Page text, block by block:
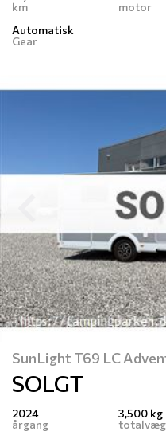
km
Automatisk
Gear
motor
SunLight T69 LC
SOLGT
2024
årgang
3,500 kg